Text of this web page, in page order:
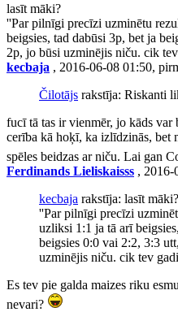
lasīt māki?
''Par pilnīgi precīzi uzminētu
beigsies, tad dabūsi 3p, bet ja
2p, jo būsi uzminējis niču. cik
kecbaja , 2016-06-08 01:50,
Čilotājs rakstīja: Riskanti
fucī tā tas ir vienmēr, jo kāds var
cerība kā hoķī, ka izlīdzinās, bet
spēles beidzas ar niču. Lai gan
Ferdinands Lieliskaisss , 2016-
kecbaja rakstīja: lasīt māki?
''Par pilnīgi precīzi
uzliksi 1:1 ja tā arī
beigsies 0:0 vai 2:2, 3:3
uzminējis niču. cik tev
Es tev pie galda maizes riku
nevari?